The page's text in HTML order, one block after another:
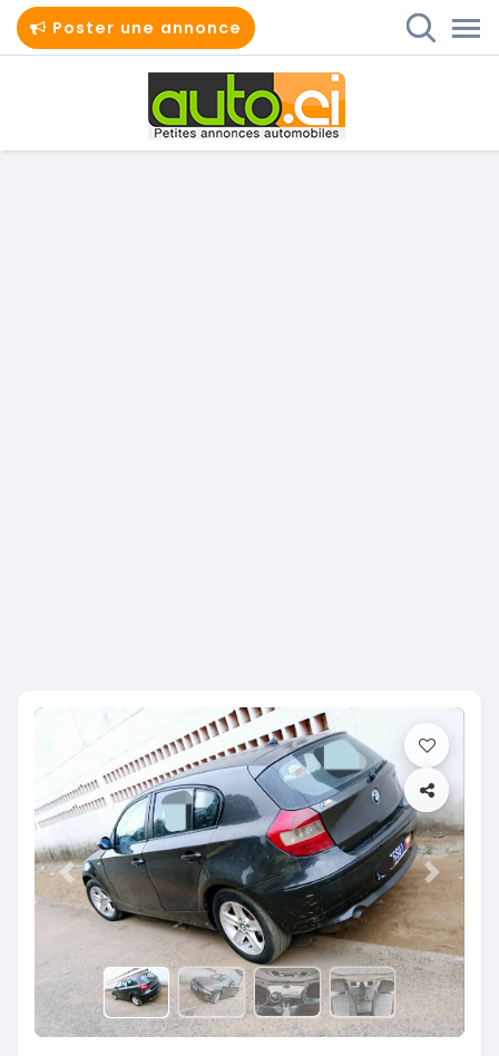
Poster une annonce
Previous Next